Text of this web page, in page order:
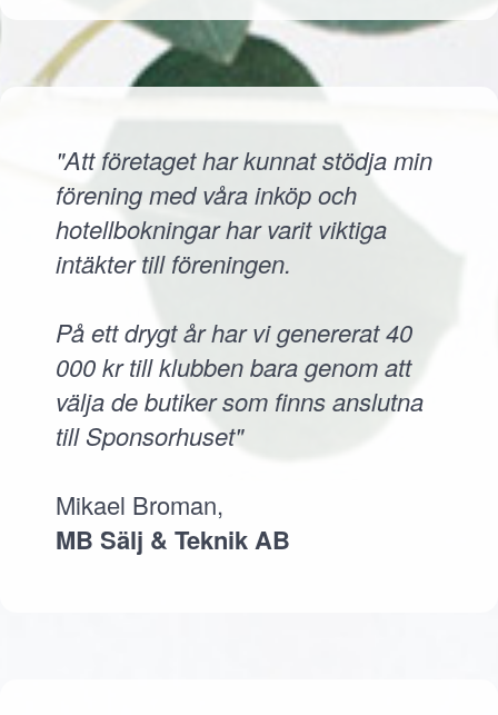
"Att företaget har kunnat stödja min
förening med våra inköp och
hotellbokningar har varit viktiga
intäkter till föreningen.
På ett drygt år har vi genererat 40
000 kr till klubben bara genom att
välja de butiker som finns anslutna
till Sponsorhuset"
Mikael Broman,
MB Sälj & Teknik AB